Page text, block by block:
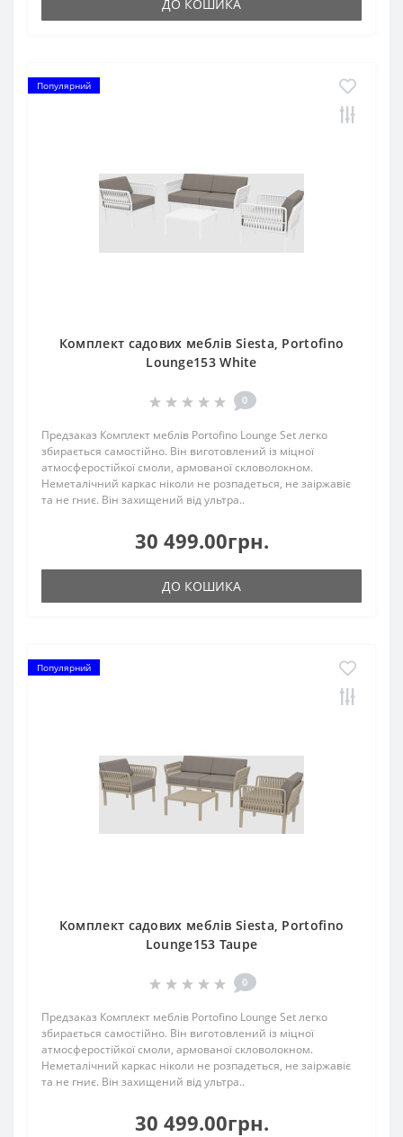
ДО КОШИКА
Популярний
Комплект садових меблів Siesta, Portofino
Lounge153 White
0
Предзаказ Комплект меблів Portofino Lounge Set легко
збирається самостійно. Він виготовлений із міцної
атмосферостійкої смоли, армованої скловолокном.
Неметалічний каркас ніколи не розпадеться, не заіржавіє
та не гниє. Він захищений від ультра..
30 499.00грн.
ДО КОШИКА
Популярний
Комплект садових меблів Siesta, Portofino
Lounge153 Taupe
0
Предзаказ Комплект меблів Portofino Lounge Set легко
збирається самостійно. Він виготовлений із міцної
атмосферостійкої смоли, армованої скловолокном.
Неметалічний каркас ніколи не розпадеться, не заіржавіє
та не гниє. Він захищений від ультра..
30 499.00грн.